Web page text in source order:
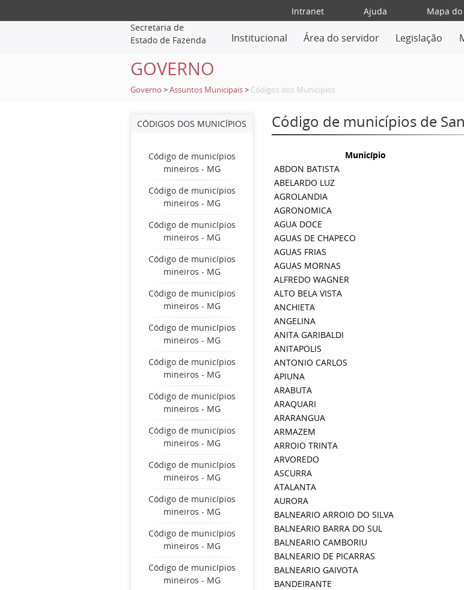
Intranet Ajuda Mapa do
Secretaria de
Estado de Fazenda
Institucional Área do servidor Legislação
GOVERNO
Governo >Assuntos Municipais > Códigos dos Municípios
CÓDIGOS DOS MUNICÍPIOS
Código de municípios
mineiros - MG
Código de municípios
mineiros - MG
Código de municípios
mineiros - MG
Código de municípios
mineiros - MG
Código de municípios
mineiros - MG
Código de municípios
mineiros - MG
Código de municípios
mineiros - MG
Código de municípios
mineiros - MG
Código de municípios
mineiros - MG
Código de municípios
mineiros - MG
Código de municípios
mineiros - MG
Código de municípios
mineiros - MG
Código de municípios
mineiros - MG
Código de municípios de
Município
ABDON BATISTA
ABELARDO LUZ
AGROLANDIA
AGRONOMICA
AGUA DOCE
AGUAS DE CHAPECO
AGUAS FRIAS
AGUAS MORNAS
ALFREDO WAGNER
ALTO BELA VISTA
ANCHIETA
ANGELINA
ANITA GARIBALDI
ANITAPOLIS
ANTONIO CARLOS
APIUNA
ARABUTA
ARAQUARI
ARARANGUA
ARMAZEM
ARROIO TRINTA
ARVOREDO
ASCURRA
ATALANTA
AURORA
BALNEARIO ARROIO DO SILVA
BALNEARIO BARRA DO SUL
BALNEARIO CAMBORIU
BALNEARIO DE PICARRAS
BALNEARIO GAIVOTA
BANDEIRANTE